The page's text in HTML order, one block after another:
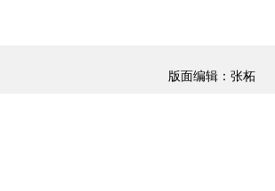
版面编辑：张柘